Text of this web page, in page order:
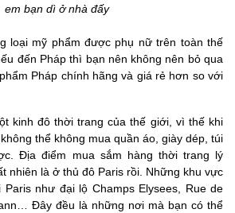
em bạn dì ở nhà đấy
loại mỹ phẩm được phụ nữ trên toàn thế
đến Pháp thì bạn nên không nên bỏ qua
Pháp chính hãng và giá rẻ hơn so với
kinh đô thời trang của thế giới, vì thế khi
thể không mua quần áo, giày dép, túi
Địa điểm mua sắm hàng thời trang lý
nhiên là ở thủ đô Paris rồi. Những khu vực
như đại lộ Champs Elysees, Rue de
Đây đều là những nơi mà bạn có thể